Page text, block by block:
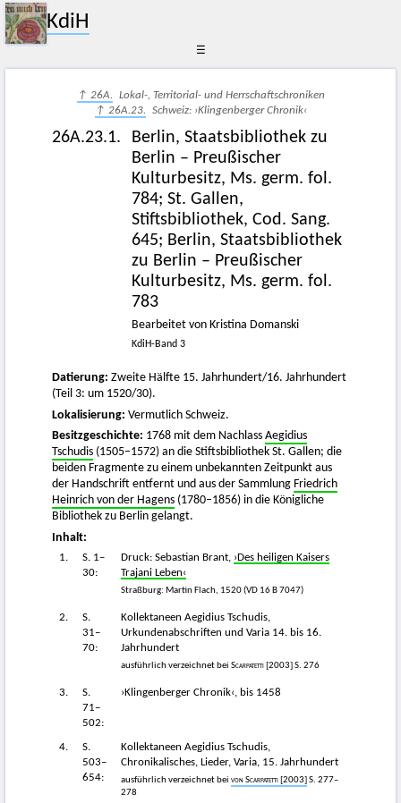
KdiH
☰
↑ 26A. Lokal-, Territorial- und Herrschaftschroniken
↑ 26A.23. Schweiz: ›Klingenberger Chronik‹
26A.23.1.
Berlin, Staatsbibliothek zu
Berlin – Preußischer
Kulturbesitz, Ms. germ. fol.
784; St. Gallen,
Stiftsbibliothek, Cod. Sang.
645; Berlin, Staatsbibliothek
zu Berlin – Preußischer
Kulturbesitz, Ms. germ. fol.
783
Bearbeitet von Kristina Domanski
KdiH-Band 3
Datierung: Zweite Hälfte 15. Jahrhundert/16. Jahrhundert
(Teil 3: um 1520/30).
Lokalisierung: Vermutlich Schweiz.
Besitzgeschichte: 1768 mit dem Nachlass Aegidius
Tschudis (1505–1572) an die Stiftsbibliothek St. Gallen; die
beiden Fragmente zu einem unbekannten Zeitpunkt aus
der Handschrift entfernt und aus der Sammlung Friedrich
Heinrich von der Hagens (1780–1856) in die Königliche
Bibliothek zu Berlin gelangt.
Inhalt:
1.
S. 1–
30:
Druck: Sebastian Brant, ›Des heiligen Kaisers
Trajani Leben‹
Straßburg: Martin Flach, 1520 (VD 16 B 7047)
2.
S.
31–
70:
Kollektaneen Aegidius Tschudis,
Urkundenabschriften und Varia 14. bis 16.
Jahrhundert
ausführlich verzeichnet bei Scarpatetti [2003] S. 276
3.
S.
71–
502:
›Klingenberger Chronik‹, bis 1458
4.
S.
503–
654:
Kollektaneen Aegidius Tschudis,
Chronikalisches, Lieder, Varia, 15. Jahrhundert
ausführlich verzeichnet bei von Scarpatetti [2003] S. 277–
278